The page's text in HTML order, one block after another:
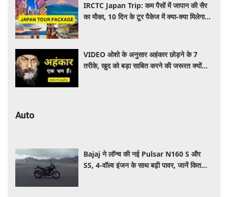
IRCTC Japan Trip: कम पैसों में जापान की सैर
का मौका, 10 दिन के टूर पैकेज में क्या-क्या मिलेगा?
VIDEO ओशो के अनुसार अहंकार छोड़ने के 7
तरीके, खुद को बड़ा साबित करने की जरूरत क्यों
Auto
Bajaj ने लॉन्च की नई Pulsar N160 S और
SS, 4-वॉल्व इंजन के साथ बढ़ी पावर, जानें कितनी है